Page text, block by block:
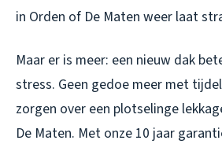
in Orden of De Maten weer laat
Maar er is meer: een nieuw dak
stress. Geen gedoe meer met
zorgen over een plotselinge
De Maten. Met onze 10 jaar